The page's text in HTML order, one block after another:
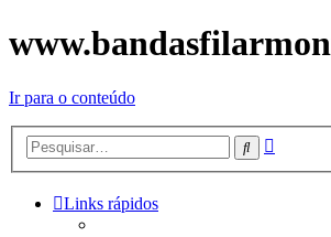
Ir para o conteúdo
Pesquisar
Links rápidos